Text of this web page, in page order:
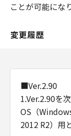
ことが可能にな
変更履歴
■Ver.2.90
1.Ver.2.90を
OS（
2012 R2）用